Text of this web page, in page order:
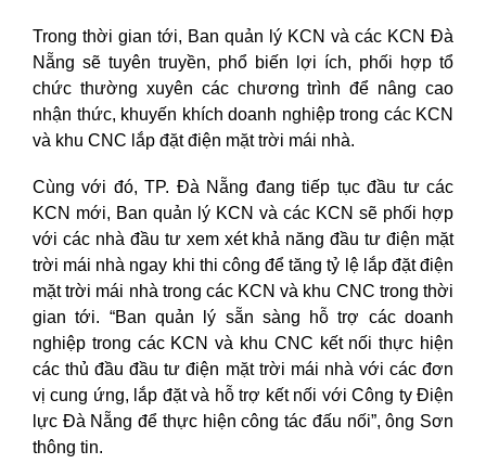
Trong thời gian tới, Ban quản lý KCN và các KCN Đà
Nẵng sẽ tuyên truyền, phổ biến lợi ích, phối hợp tổ
chức thường xuyên các chương trình để nâng cao
nhận thức, khuyến khích doanh nghiệp trong các KCN
và khu CNC lắp đặt điện mặt trời mái nhà.
Cùng với đó, TP. Đà Nẵng đang tiếp tục đầu tư các
KCN mới, Ban quản lý KCN và các KCN sẽ phối hợp
với các nhà đầu tư xem xét khả năng đầu tư điện mặt
trời mái nhà ngay khi thi công để tăng tỷ lệ lắp đặt điện
mặt trời mái nhà trong các KCN và khu CNC trong thời
gian tới. “Ban quản lý sẵn sàng hỗ trợ các doanh
nghiệp trong các KCN và khu CNC kết nối thực hiện
các thủ đầu đầu tư điện mặt trời mái nhà với các đơn
vị cung ứng, lắp đặt và hỗ trợ kết nối với Công ty Điện
lực Đà Nẵng để thực hiện công tác đấu nối”, ông Sơn
thông tin.